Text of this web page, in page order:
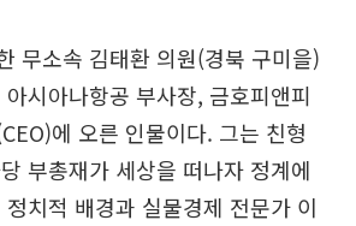
무소속 김태환 의원(경북 구미을)
시아나항공 부사장, 금호피앤피
에 오른 인물이다. 그는 친형
부총재가 세상을 떠나자 정계에
치적 배경과 실물경제 전문가 이